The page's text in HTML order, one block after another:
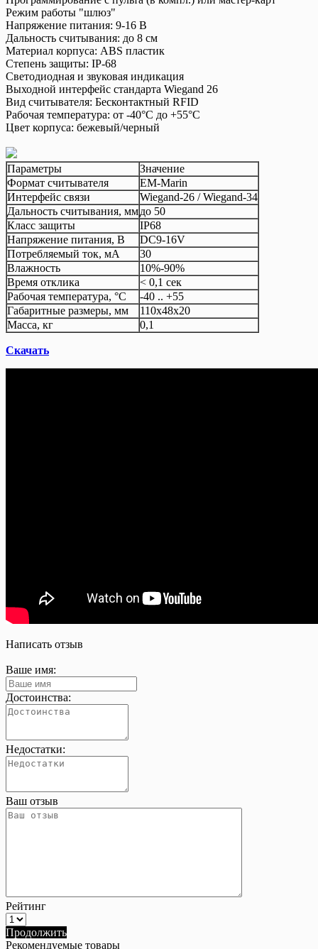
Режим работы "шлюз"
Напряжение питания: 9-16 В
Дальность считывания: до 8 см
Материал корпуса: ABS пластик
Степень защиты: IP-68
Светодиодная и звуковая индикация
Выходной интерфейс стандарта Wiegand 26
Вид считывателя: Бесконтактный RFID
Рабочая температура: от -40°C до +55°C
Цвет корпуса: бежевый/черный
Параметры
Значение
Формат считывателя
EM-Marin
Интерфейс связи
Wiegand-26 / Wiegand-34
Дальность считывания, ммдо 50
Класс защиты
IP68
Напряжение питания, В
DC9-16V
Потребляемый ток, мА
30
Влажность
10%-90%
Время отклика
< 0,1 сек
Рабочая температура, °C
-40 .. +55
Габаритные размеры, мм
110х48х20
Масса, кг
0,1
Скачать
Написать отзыв
Ваше имя:
Достоинства:
Недостатки:
Ваш отзыв
Рейтинг
Продолжить
Рекомендуемые товары